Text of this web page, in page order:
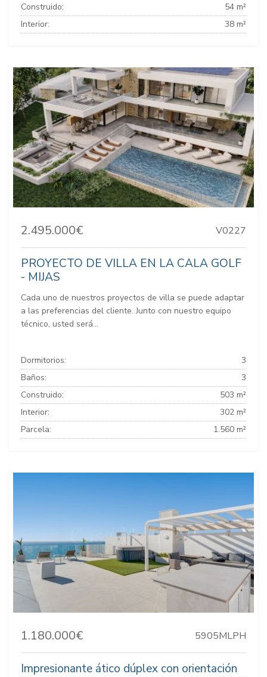
Construido:
54 m²
Interior:
38 m²
2.495.000€ V0227
PROYECTO DE VILLA EN LA CALA GOLF
- MIJAS
Cada uno de nuestros proyectos de villa se puede adaptar
a las preferencias del cliente. Junto con nuestro equipo
técnico, usted será...
Dormitorios:
3
Baños:
3
Construido:
503 m²
Interior:
302 m²
Parcela:
1.560 m²
1.180.000€ 5905MLPH
Impresionante ático dúplex con orientación